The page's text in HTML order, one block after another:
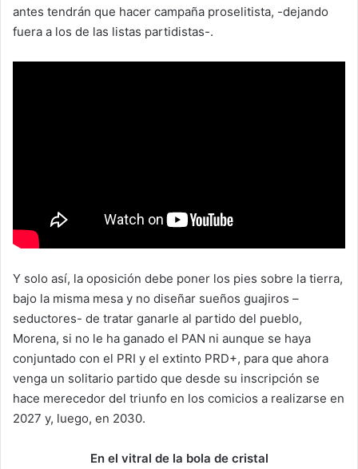
antes tendrán que hacer campaña proselitista, -dejando
fuera a los de las listas partidistas-.
Y solo así, la oposición debe poner los pies sobre la tierra,
bajo la misma mesa y no diseñar sueños guajiros –
seductores- de tratar ganarle al partido del pueblo,
Morena, si no le ha ganado el PAN ni aunque se haya
conjuntado con el PRI y el extinto PRD+, para que ahora
venga un solitario partido que desde su inscripción se
hace merecedor del triunfo en los comicios a realizarse en
2027 y, luego, en 2030.
En el vitral de la bola de cristal